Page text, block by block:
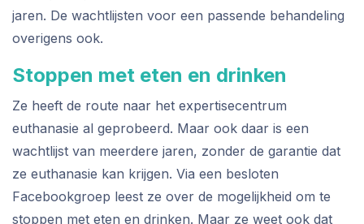
jaren. De wachtlijsten voor een passende behandeling
overigens ook.
Stoppen met eten en drinken
Ze heeft de route naar het expertisecentrum
euthanasie al geprobeerd. Maar ook daar is een
wachtlijst van meerdere jaren, zonder de garantie dat
ze euthanasie kan krijgen. Via een besloten
Facebookgroep leest ze over de mogelijkheid om te
stoppen met eten en drinken. Maar ze weet ook dat